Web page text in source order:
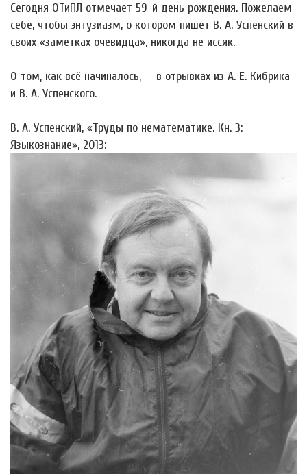
Сегодня ОТиПЛ отмечает 59-й день рождения. Пожелаем
себе, чтобы энтузиазм, о котором пишет В. А. Успенский в
своих «заметках очевидца», никогда не иссяк.
О том, как всё начиналось, — в отрывках из А. Е. Кибрика
и В. А. Успенского.
В. А. Успенский, «Труды по нематематике. Кн. 3:
Языкознание», 2013: